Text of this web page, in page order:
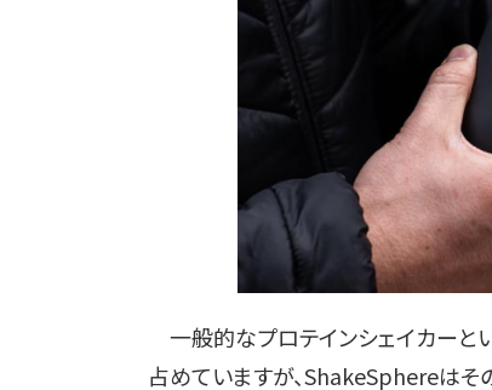
一般的なプロテインシェイカーと
占めていますが、ShakeSphereはそ